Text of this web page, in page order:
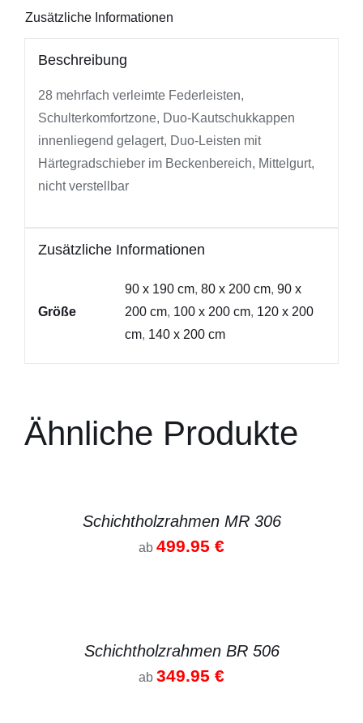
Zusätzliche Informationen
Beschreibung
28 mehrfach verleimte Federleisten,
Schulterkomfortzone, Duo-Kautschukkappen
innenliegend gelagert, Duo-Leisten mit
Härtegradschieber im Beckenbereich, Mittelgurt,
nicht verstellbar
Zusätzliche Informationen
Größe
90 x 190 cm, 80 x 200 cm, 90 x
200 cm, 100 x 200 cm, 120 x 200
cm, 140 x 200 cm
Ähnliche Produkte
Schichtholzrahmen MR 306
ab 499.95 €
Schichtholzrahmen BR 506
ab 349.95 €